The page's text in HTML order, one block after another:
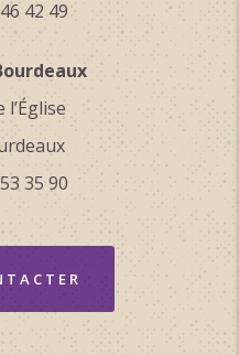
42 49
l’Église
35 90